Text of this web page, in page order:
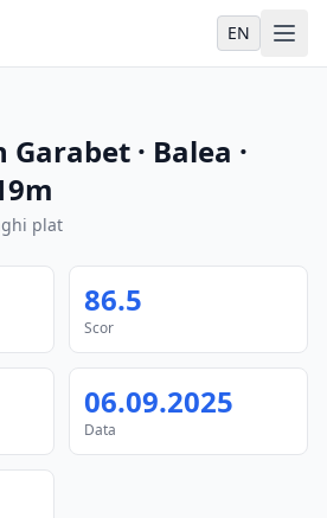
EN
Garabet · Balea ·
plat
86.5
Scor
06.09.2025
Data